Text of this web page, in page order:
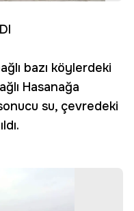
bazı köylerdeki
Hasanağa
su, çevredeki